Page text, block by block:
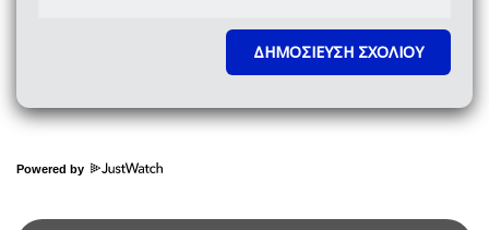
Powered by